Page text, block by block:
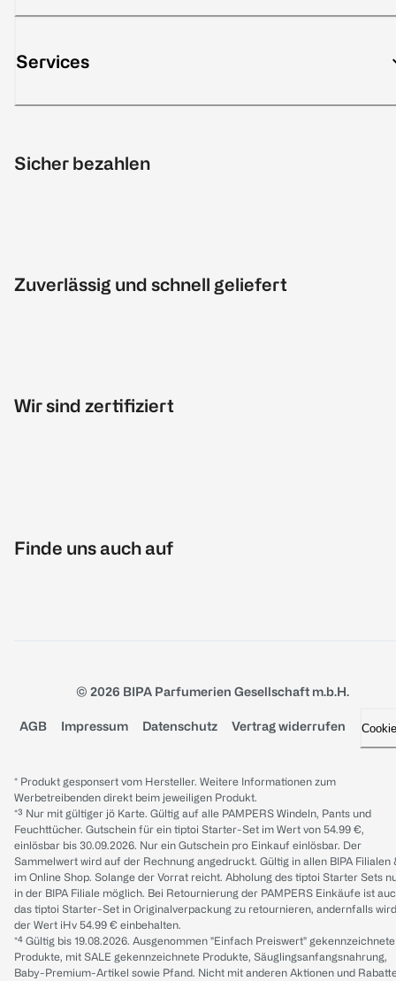
Services
Sicher bezahlen
Zuverlässig und schnell geliefert
Wir sind zertifiziert
Finde uns auch auf
© 2026 BIPA Parfumerien Gesellschaft m.b.H.
AGB Impressum Datenschutz Vertrag widerrufen
* Produkt gesponsert vom Hersteller. Weitere Informationen zum
Werbetreibenden direkt beim jeweiligen Produkt.
*³ Nur mit gültiger jö Karte. Gültig auf alle PAMPERS Windeln, Pants und
Feuchttücher. Gutschein für ein tiptoi Starter-Set im Wert von 54.99 €,
einlösbar bis 30.09.2026. Nur ein Gutschein pro Einkauf einlösbar. Der
Sammelwert wird auf der Rechnung angedruckt. Gültig in allen BIPA Filialen
im Online Shop. Solange der Vorrat reicht. Abholung des tiptoi Starter Sets
in der BIPA Filiale möglich. Bei Retournierung der PAMPERS Einkäufe ist
das tiptoi Starter-Set in Originalverpackung zu retournieren, andernfalls wird
der Wert iHv 54.99 € einbehalten.
*⁴ Gültig bis 19.08.2026. Ausgenommen "Einfach Preiswert" gekennzeichnete
Produkte, mit SALE gekennzeichnete Produkte, Säuglingsanfangsnahrung,
Baby-Premium-Artikel sowie Pfand. Nicht mit anderen Aktionen und